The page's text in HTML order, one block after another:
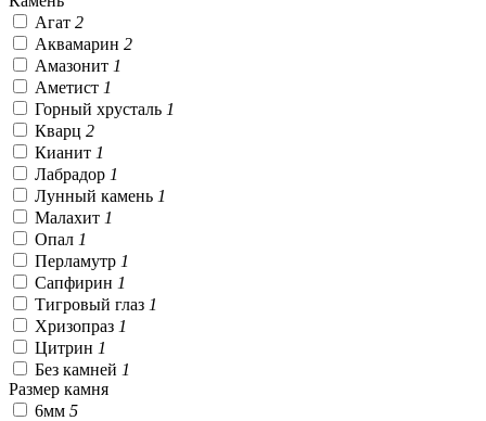
Агат 2
Аквамарин 2
Амазонит 1
Аметист 1
Горный хрусталь 1
Кварц 2
Кианит 1
Лабрадор 1
Лунный камень 1
Малахит 1
Опал 1
Перламутр 1
Сапфирин 1
Тигровый глаз 1
Хризопраз 1
Цитрин 1
Без камней 1
Размер камня
6мм 5